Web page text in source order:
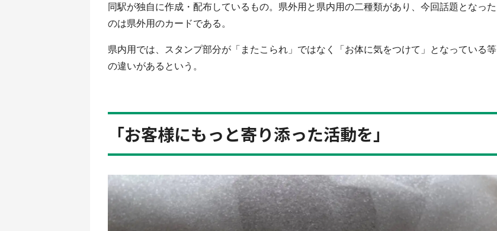
同駅が独自に作成・配布しているもの。県外用と県内用の二種類があり、今回話題となった
のは県外用のカードである。
県内用では、スタンプ部分が「またこられ」ではなく「お体に気をつけて」となっている等
の違いがあるという。
「お客様にもっと寄り添った活動を」